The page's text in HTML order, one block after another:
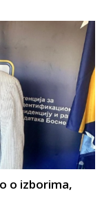
o izborima,